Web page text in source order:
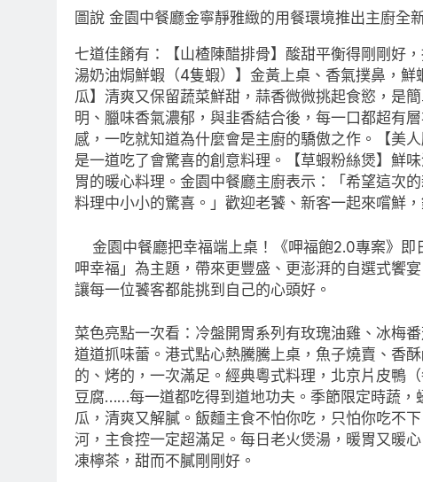
圖說 金園中餐廳金寧靜雅緻的用餐環境推出主廚全
七道佳餚有：【山楂陳醋排骨】酸甜平衡得剛剛好
湯奶油焗鮮蝦（4隻蝦）】金黃上桌、香氣撲鼻，
瓜】清爽又保留蔬菜鮮甜，蒜香微微挑起食慾，是
明、臘味香氣濃郁，與韭香結合後，每一口都超有
感，一吃就知道為什麼會是主廚的驕傲之作。【美
是一道吃了會驚喜的創意料理。【草蝦粉絲煲】鮮
胃的暖心料理。金園中餐廳主廚表示：「希望這次
料理中小小的驚喜。」歡迎老饕、新客一起來嚐鮮，
金園中餐廳把幸福端上桌！《呷福飽2.0專案》即
呷幸福」為主題，帶來更豐盛、更澎湃的自選式饗
讓每一位饕客都能挑到自己的心頭好。
菜色亮點一次看：冷盤開胃系列有玫瑰油雞、冰梅
道道抓味蕾。港式點心熱騰騰上桌，魚子燒賣、香
的、烤的，一次滿足。經典粵式料理，北京片皮鴨
豆腐……每一道都吃得到道地功夫。季節限定時蔬
瓜，清爽又解膩。飯麵主食不怕你吃，只怕你吃不
河，主食控一定超滿足。每日老火煲湯，暖胃又暖
凍檸茶，甜而不膩剛剛好。